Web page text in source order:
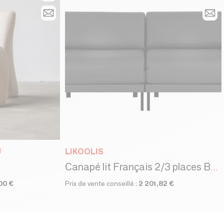
€
LIKOOLIS
Canapé lit Français 2/3 places BOSS DUO 160 MEDIUM accoudoirs amovibles : Coloris - Cuir-artificiel / NOIR - COMBI - NOIR
Prix de vente conseillé : 2 201,82 €